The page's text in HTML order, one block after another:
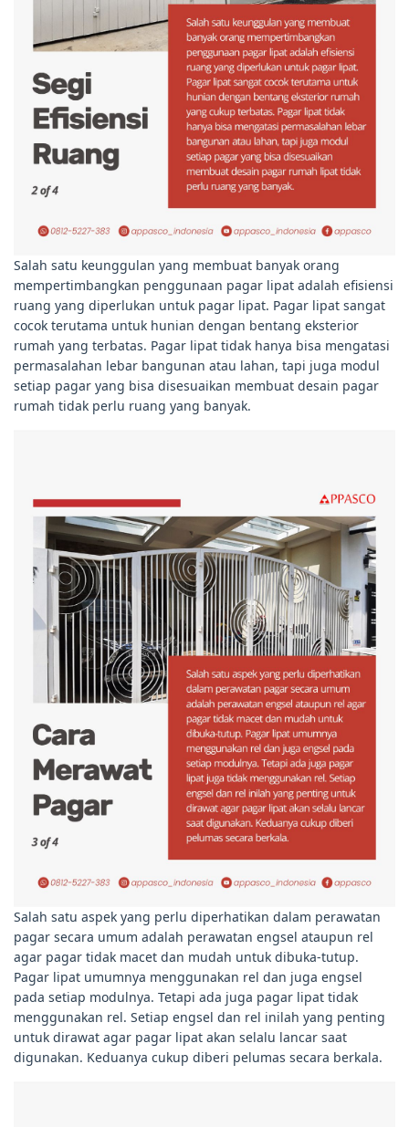
Salah satu keunggulan yang membuat banyak orang
mempertimbangkan penggunaan pagar lipat adalah efisiensi
ruang yang diperlukan untuk pagar lipat. Pagar lipat sangat
cocok terutama untuk hunian dengan bentang eksterior
rumah yang terbatas. Pagar lipat tidak hanya bisa mengatasi
permasalahan lebar bangunan atau lahan, tapi juga modul
setiap pagar yang bisa disesuaikan membuat desain pagar
rumah tidak perlu ruang yang banyak.
Salah satu aspek yang perlu diperhatikan dalam perawatan
pagar secara umum adalah perawatan engsel ataupun rel
agar pagar tidak macet dan mudah untuk dibuka-tutup.
Pagar lipat umumnya menggunakan rel dan juga engsel
pada setiap modulnya. Tetapi ada juga pagar lipat tidak
menggunakan rel. Setiap engsel dan rel inilah yang penting
untuk dirawat agar pagar lipat akan selalu lancar saat
digunakan. Keduanya cukup diberi pelumas secara berkala.